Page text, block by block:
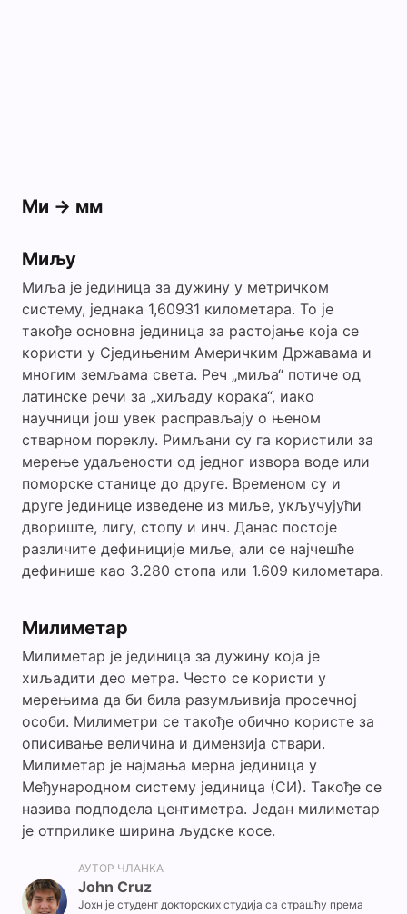
Ми -> мм
Миљу
Миља је јединица за дужину у метричком
систему, једнака 1,60931 километара. То је
такође основна јединица за растојање која се
користи у Сједињеним Америчким Државама и
многим земљама света. Реч „миља“ потиче од
латинске речи за „хиљаду корака“, иако
научници још увек расправљају о њеном
стварном пореклу. Римљани су га користили за
мерење удаљености од једног извора воде или
поморске станице до друге. Временом су и
друге јединице изведене из миље, укључујући
двориште, лигу, стопу и инч. Данас постоје
различите дефиниције миље, али се најчешће
дефинише као 3.280 стопа или 1.609 километара.
Милиметар
Милиметар је јединица за дужину која је
хиљадити део метра. Често се користи у
мерењима да би била разумљивија просечној
особи. Милиметри се такође обично користе за
описивање величина и димензија ствари.
Милиметар је најмања мерна јединица у
Међународном систему јединица (СИ). Такође се
назива подподела центиметра. Један милиметар
је отприлике ширина људске косе.
АУТОР ЧЛАНКА
John Cruz
Јохн је студент докторских студија са страшћу према